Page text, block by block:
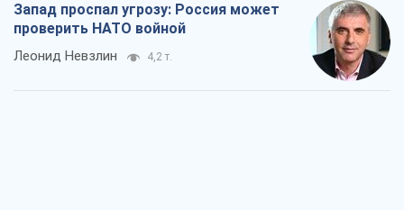
Запад проспал угрозу: Россия может
проверить НАТО войной
Леонид Невзлин 4,2 т.